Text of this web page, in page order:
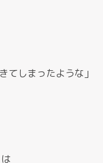
てしまったような」